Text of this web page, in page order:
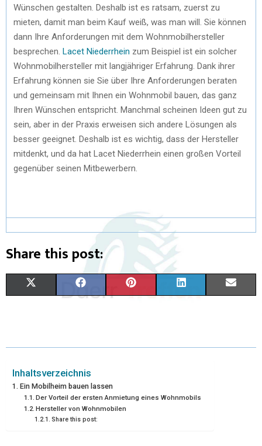
Wünschen gestalten. Deshalb ist es ratsam, zuerst zu
mieten, damit man beim Kauf weiß, was man will. Sie können
dann Ihre Anforderungen mit dem Wohnmobilhersteller
besprechen. Lacet Niederrhein zum Beispiel ist ein solcher
Wohnmobilhersteller mit langjähriger Erfahrung. Dank ihrer
Erfahrung können sie Sie über Ihre Anforderungen beraten
und gemeinsam mit Ihnen ein Wohnmobil bauen, das ganz
Ihren Wünschen entspricht. Manchmal scheinen Ideen gut zu
sein, aber in der Praxis erweisen sich andere Lösungen als
besser geeignet. Deshalb ist es wichtig, dass der Hersteller
mitdenkt, und da hat Lacet Niederrhein einen großen Vorteil
gegenüber seinen Mitbewerbern.
Share this post:
W
T
T
E
O
O
T K I
Inhaltsverzeichnis
Ein Mobilheim bauen lassen
Der Vorteil der ersten Anmietung eines Wohnmobils
Hersteller von Wohnmobilen
Share this post: